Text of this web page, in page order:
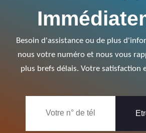
Besoin d'assistance ou de plus
nous votre numéro et nous vous
plus brefs délais. Votre satisfaction